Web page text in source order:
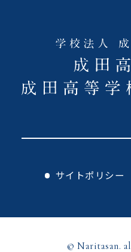
サイトポリシー
© Naritasan.